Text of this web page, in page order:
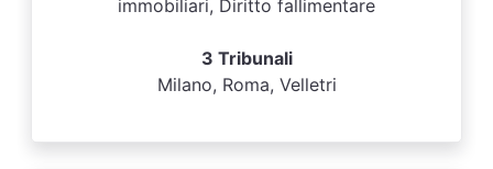
immobiliari, Diritto fallimentare
3 Tribunali
Milano, Roma, Velletri